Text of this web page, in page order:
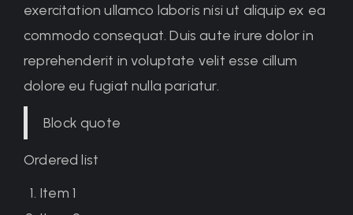
exercitation ullamco laboris nisi ut aliquip ex ea
commodo consequat. Duis aute irure dolor in
reprehenderit in voluptate velit esse cillum
dolore eu fugiat nulla pariatur.
Block quote
Ordered list
Item 1